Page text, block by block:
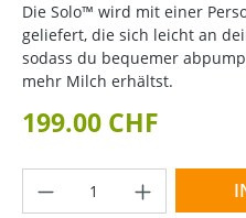
Die Solo™ wird mit einer
geliefert, die sich leicht an
sodass du bequemer
mehr Milch erhältst.
199.00 CHF
Produkt Anzahl: